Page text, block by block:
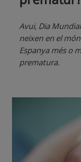
Avui, Dia
neixen en el
Espanya més o
prematura.